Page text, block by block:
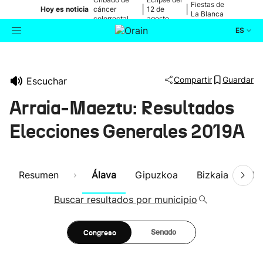
Hoy es noticia cáncer
colorrectal
12 de
agosto
Fiestas de
La Blanca
ES
Escuchar Compartir Guardar
Arraia-Maeztu: Resultados
Elecciones Generales 2019A
Resumen Álava Gipuzkoa Bizkaia
Buscar resultados por municipio
Congreso Senado